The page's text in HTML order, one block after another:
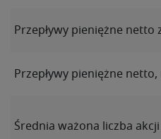
Przepływy pieniężne netto
Przepływy pieniężne netto,
Średnia ważona liczba